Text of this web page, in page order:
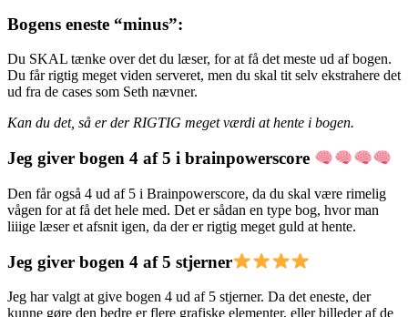
Bogens eneste “minus”:
Du SKAL tænke over det du læser, for at få det meste ud af bogen.
Du får rigtig meget viden serveret, men du skal tit selv ekstrahere det
ud fra de cases som Seth nævner.
Kan du det, så er der RIGTIG meget værdi at hente i bogen.
Jeg giver bogen 4 af 5 i brainpowerscore
Den får også 4 ud af 5 i Brainpowerscore, da du skal være rimelig
vågen for at få det hele med. Det er sådan en type bog, hvor man
liiige læser et afsnit igen, da der er rigtig meget guld at hente.
Jeg giver bogen 4 af 5 stjerner
Jeg har valgt at give bogen 4 ud af 5 stjerner.⁠ Da det eneste, der
kunne gøre den bedre er flere grafiske elementer, eller billeder af de